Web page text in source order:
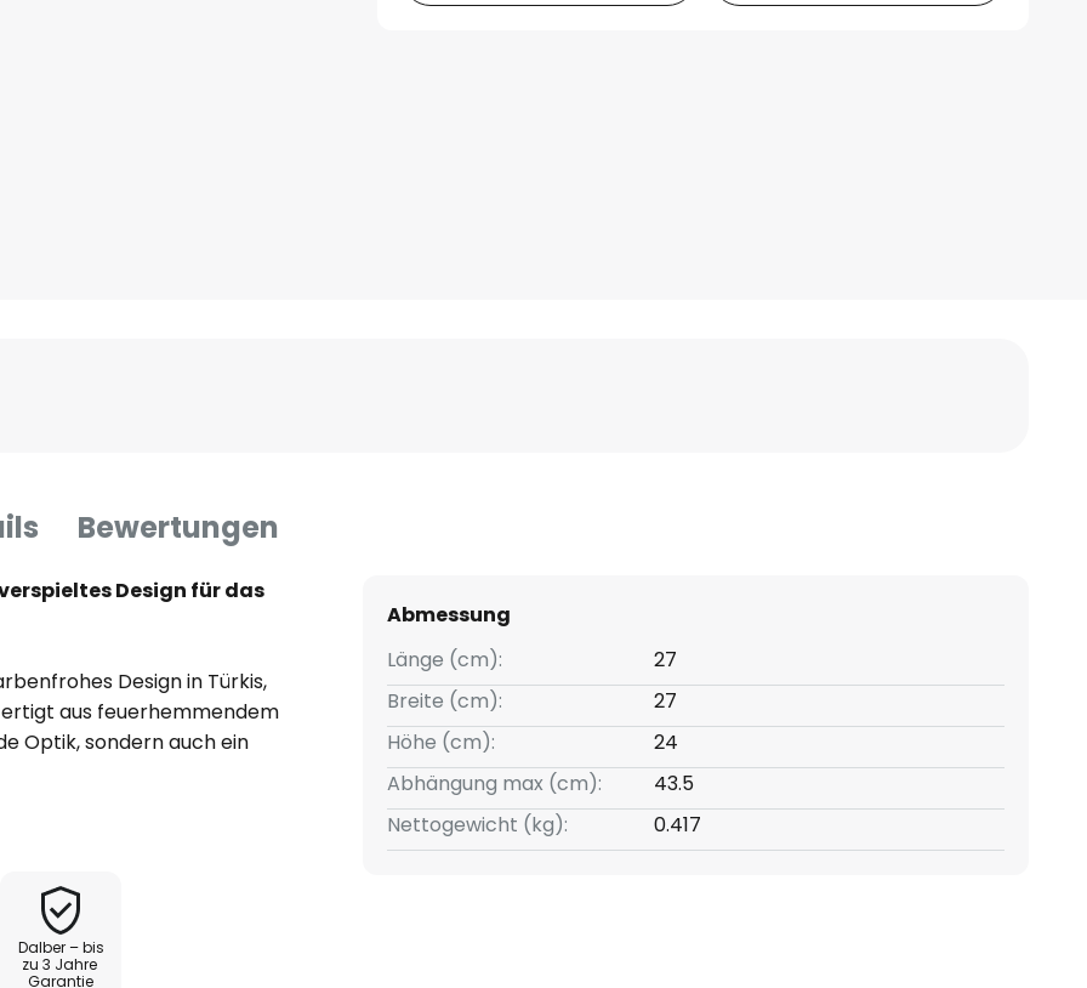
Bewertungen
Design für das
Design in Türkis,
aus feuerhemmendem
Optik, sondern auch ein
hochwertige
die Lampe über einen
bei der
Dalber – bis
zu 3 Jahre
Garantie
Abmessung
Länge (cm):
27
Breite (cm):
27
Höhe (cm):
24
Abhängung max (cm):
43.5
Nettogewicht (kg):
0.417